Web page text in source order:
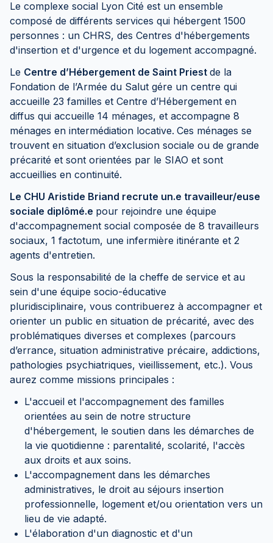
Le complexe social Lyon Cité est un ensemble
composé de différents services qui hébergent 1500
personnes : un CHRS, des Centres d'hébergements
d'insertion et d'urgence et du logement accompagné.
Le Centre d’Hébergement de Saint Priest de la
Fondation de l’Armée du Salut gére un centre qui
accueille 23 familles et Centre d’Hébergement en
diffus qui accueille 14 ménages, et accompagne 8
ménages en intermédiation locative. Ces ménages se
trouvent en situation d’exclusion sociale ou de grande
précarité et sont orientées par le SIAO et sont
accueillies en continuité.
Le CHU Aristide Briand recrute un.e travailleur/euse
sociale diplômé.e pour rejoindre une équipe
d'accompagnement social composée de 8 travailleurs
sociaux, 1 factotum, une infermière itinérante et 2
agents d'entretien.
Sous la responsabilité de la cheffe de service et au
sein d'une équipe socio-éducative
pluridisciplinaire, vous contribuerez à accompagner et
orienter un public en situation de précarité, avec des
problématiques diverses et complexes (parcours
d’errance, situation administrative précaire, addictions,
pathologies psychiatriques, vieillissement, etc.). Vous
aurez comme missions principales :
L'accueil et l'accompagnement des familles
orientées au sein de notre structure
d'hébergement, le soutien dans les démarches de
la vie quotidienne : parentalité, scolarité, l'accès
aux droits et aux soins.
L'accompagnement dans les démarches
administratives, le droit au séjours insertion
professionnelle, logement et/ou orientation vers un
lieu de vie adapté.
L'élaboration d'un diagnostic et d'un